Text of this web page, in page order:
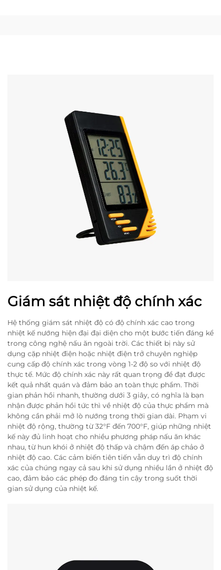
Giám sát nhiệt độ chính xác
Hệ thống giám sát nhiệt độ có độ chính xác cao trong
nhiệt kế nướng hiện đại đại diện cho một bước tiến đáng kể
trong công nghệ nấu ăn ngoài trời. Các thiết bị này sử
dụng cặp nhiệt điện hoặc nhiệt điện trở chuyên nghiệp
cung cấp độ chính xác trong vòng 1-2 độ so với nhiệt độ
thực tế. Mức độ chính xác này rất quan trọng để đạt được
kết quả nhất quán và đảm bảo an toàn thực phẩm. Thời
gian phản hồi nhanh, thường dưới 3 giây, có nghĩa là bạn
nhận được phản hồi tức thì về nhiệt độ của thực phẩm mà
không cần phải mở lò nướng trong thời gian dài. Phạm vi
nhiệt độ rộng, thường từ 32°F đến 700°F, giúp những nhiệt
kế này đủ linh hoạt cho nhiều phương pháp nấu ăn khác
nhau, từ hun khói ở nhiệt độ thấp và chậm đến áp chảo ở
nhiệt độ cao. Các cảm biến tiên tiến vẫn duy trì độ chính
xác của chúng ngay cả sau khi sử dụng nhiều lần ở nhiệt độ
cao, đảm bảo các phép đo đáng tin cậy trong suốt thời
gian sử dụng của nhiệt kế.